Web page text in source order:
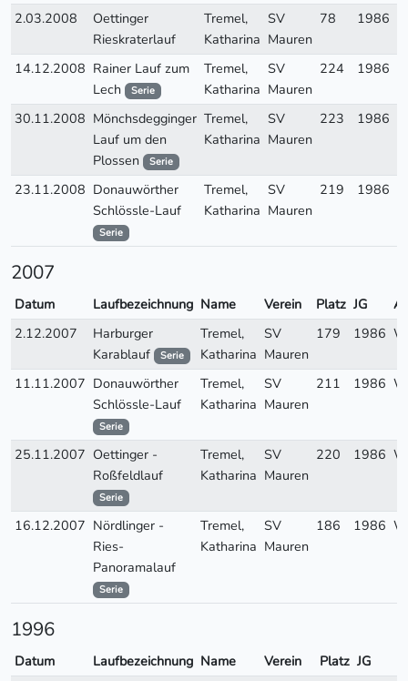
2.03.2008
Oettinger
Rieskraterlauf
Tremel,
Katharina
SV
Mauren
78 1986
14.12.2008 Rainer Lauf zum
Lech
Serie
Tremel,
Katharina
SV
Mauren
224 1986
30.11.2008 Mönchsdegginger
Lauf um den
Plossen
Serie
Tremel,
Katharina
SV
Mauren
223 1986
23.11.2008 Donauwörther
Schlössle-Lauf
Serie
Tremel,
Katharina
SV
Mauren
219 1986
2007
Datum Laufbezeichnung Name Verein Platz JG
2.12.2007
Harburger
Karablauf
Serie
Tremel,
Katharina
SV
Mauren
179 1986
11.11.2007 Donauwörther
Schlössle-Lauf
Serie
Tremel,
Katharina
SV
Mauren
211 1986
25.11.2007 Oettinger -
Roßfeldlauf
Serie
Tremel,
Katharina
SV
Mauren
220 1986
16.12.2007 Nördlinger -
Ries-
Panoramalauf
Serie
Tremel,
Katharina
SV
Mauren
186 1986
1996
Datum Laufbezeichnung Name Verein Platz JG